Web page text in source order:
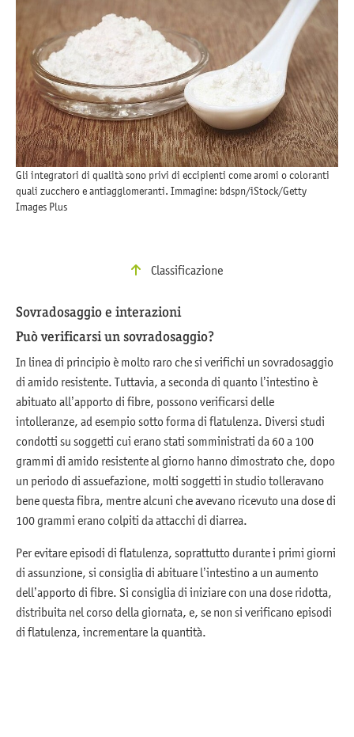
Gli integratori di qualità sono privi di eccipienti come aromi o coloranti
quali zucchero e antiagglomeranti. Immagine: bdspn/iStock/Getty
Images Plus
Classificazione
Sovradosaggio e interazioni
Può verificarsi un sovradosaggio?
In linea di principio è molto raro che si verifichi un sovradosaggio
di amido resistente. Tuttavia, a seconda di quanto l’intestino è
abituato all’apporto di fibre, possono verificarsi delle
intolleranze, ad esempio sotto forma di flatulenza. Diversi studi
condotti su soggetti cui erano stati somministrati da 60 a 100
grammi di amido resistente al giorno hanno dimostrato che, dopo
un periodo di assuefazione, molti soggetti in studio tolleravano
bene questa fibra, mentre alcuni che avevano ricevuto una dose di
100 grammi erano colpiti da attacchi di diarrea.
Per evitare episodi di flatulenza, soprattutto durante i primi giorni
di assunzione, si consiglia di abituare l’intestino a un aumento
dell’apporto di fibre. Si consiglia di iniziare con una dose ridotta,
distribuita nel corso della giornata, e, se non si verificano episodi
di flatulenza, incrementare la quantità.